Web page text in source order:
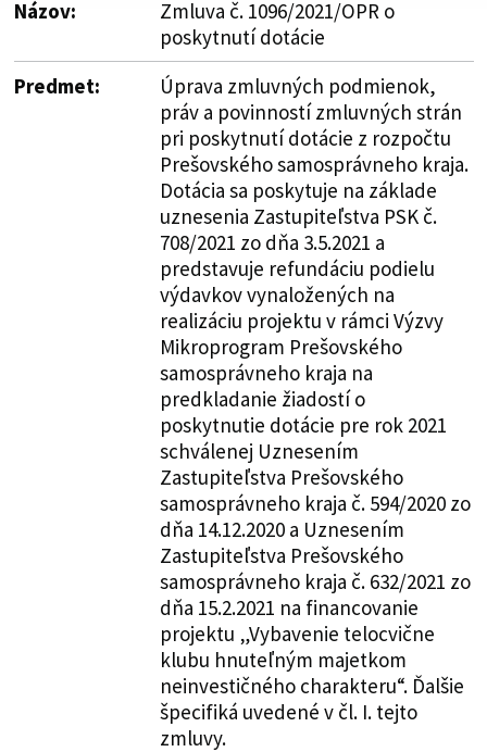
Názov:
Zmluva č. 1096/2021/OPR o
poskytnutí dotácie
Predmet:
Úprava zmluvných podmienok,
práv a povinností zmluvných strán
pri poskytnutí dotácie z rozpočtu
Prešovského samosprávneho kraja.
Dotácia sa poskytuje na základe
uznesenia Zastupiteľstva PSK č.
708/2021 zo dňa 3.5.2021 a
predstavuje refundáciu podielu
výdavkov vynaložených na
realizáciu projektu v rámci Výzvy
Mikroprogram Prešovského
samosprávneho kraja na
predkladanie žiadostí o
poskytnutie dotácie pre rok 2021
schválenej Uznesením
Zastupiteľstva Prešovského
samosprávneho kraja č. 594/2020 zo
dňa 14.12.2020 a Uznesením
Zastupiteľstva Prešovského
samosprávneho kraja č. 632/2021 zo
dňa 15.2.2021 na financovanie
projektu „Vybavenie telocvične
klubu hnuteľným majetkom
neinvestičného charakteru“. Ďalšie
špecifiká uvedené v čl. I. tejto
zmluvy.